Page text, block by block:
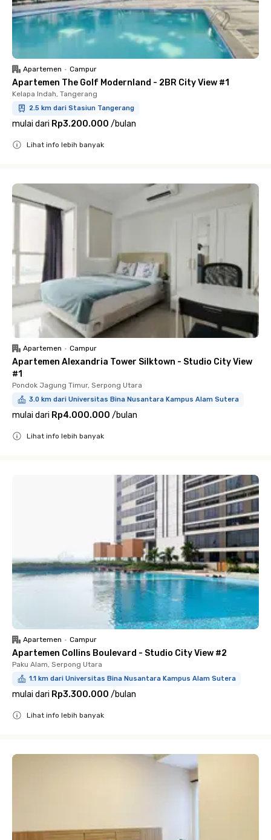
Apartemen • Campur
Apartemen The Golf Modernland - 2BR City View #1
Kelapa Indah, Tangerang
2.5 km dari Stasiun Tangerang
mulai dari Rp3.200.000 /bulan
Lihat info lebih banyak
Apartemen • Campur
Apartemen Alexandria Tower Silktown - Studio City View
#1
Pondok Jagung Timur, Serpong Utara
3.0 km dari Universitas Bina Nusantara Kampus Alam Sutera
mulai dari Rp4.000.000 /bulan
Lihat info lebih banyak
Apartemen • Campur
Apartemen Collins Boulevard - Studio City View #2
Paku Alam, Serpong Utara
1.1 km dari Universitas Bina Nusantara Kampus Alam Sutera
mulai dari Rp3.300.000 /bulan
Lihat info lebih banyak